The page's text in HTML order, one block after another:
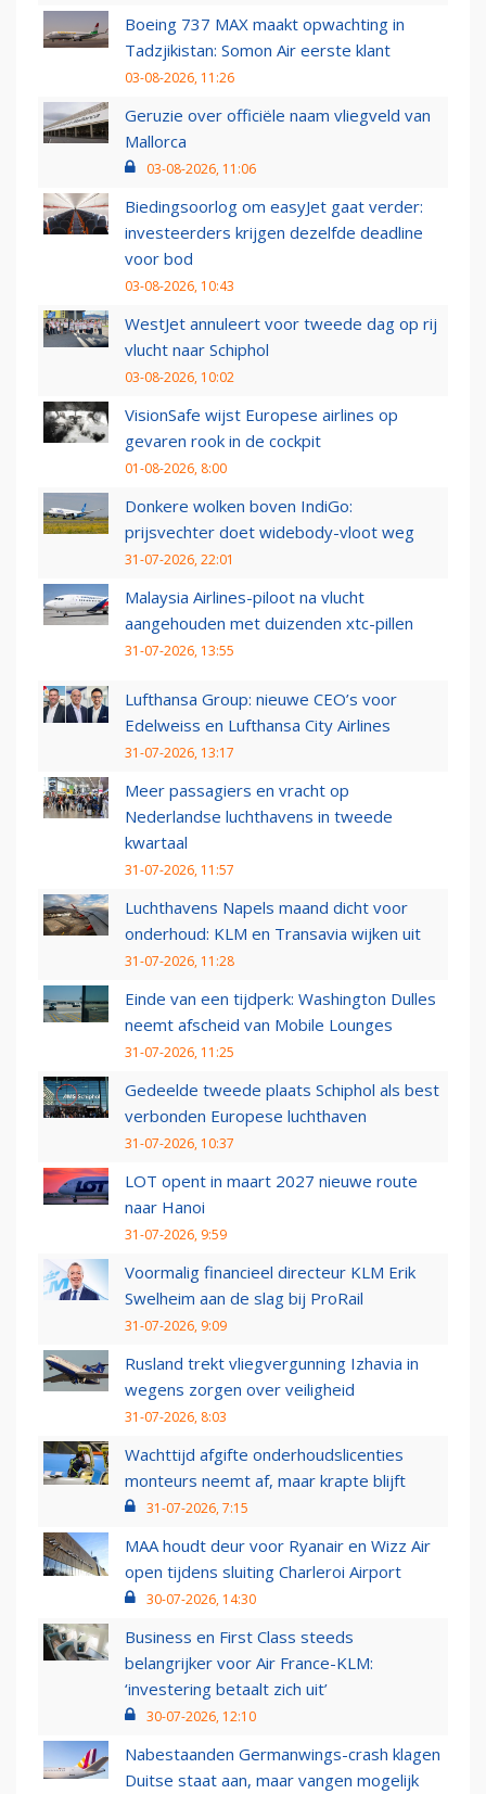
Boeing 737 MAX maakt opwachting in
Tadzjikistan: Somon Air eerste klant
03-08-2026, 11:26
Geruzie over officiële naam vliegveld van
Mallorca
03-08-2026, 11:06
Biedingsoorlog om easyJet gaat verder:
investeerders krijgen dezelfde deadline
voor bod
03-08-2026, 10:43
WestJet annuleert voor tweede dag op rij
vlucht naar Schiphol
03-08-2026, 10:02
VisionSafe wijst Europese airlines op
gevaren rook in de cockpit
01-08-2026, 8:00
Donkere wolken boven IndiGo:
prijsvechter doet widebody-vloot weg
31-07-2026, 22:01
Malaysia Airlines-piloot na vlucht
aangehouden met duizenden xtc-pillen
31-07-2026, 13:55
Lufthansa Group: nieuwe CEO’s voor
Edelweiss en Lufthansa City Airlines
31-07-2026, 13:17
Meer passagiers en vracht op
Nederlandse luchthavens in tweede
kwartaal
31-07-2026, 11:57
Luchthavens Napels maand dicht voor
onderhoud: KLM en Transavia wijken uit
31-07-2026, 11:28
Einde van een tijdperk: Washington Dulles
neemt afscheid van Mobile Lounges
31-07-2026, 11:25
Gedeelde tweede plaats Schiphol als best
verbonden Europese luchthaven
31-07-2026, 10:37
LOT opent in maart 2027 nieuwe route
naar Hanoi
31-07-2026, 9:59
Voormalig financieel directeur KLM Erik
Swelheim aan de slag bij ProRail
31-07-2026, 9:09
Rusland trekt vliegvergunning Izhavia in
wegens zorgen over veiligheid
31-07-2026, 8:03
Wachttijd afgifte onderhoudslicenties
monteurs neemt af, maar krapte blijft
31-07-2026, 7:15
MAA houdt deur voor Ryanair en Wizz Air
open tijdens sluiting Charleroi Airport
30-07-2026, 14:30
Business en First Class steeds
belangrijker voor Air France-KLM:
‘investering betaalt zich uit’
30-07-2026, 12:10
Nabestaanden Germanwings-crash klagen
Duitse staat aan, maar vangen mogelijk